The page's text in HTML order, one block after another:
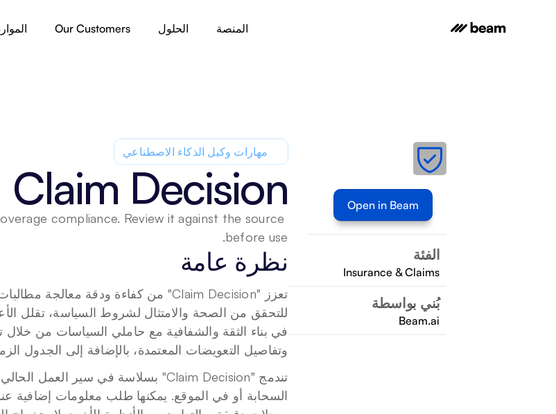
المنصة الحلول Our Customers
Open in Beam
الفئة
Insurance & Claims
بُني بواسطة
Beam.ai
مهارات وكيل الذكاء الاصطناعي
Claim Decision
compliance. Review it against the source
before use.
نظرة عامة
وتفاصيل التعويضات المعتمدة، بالإضافة إلى الجدول